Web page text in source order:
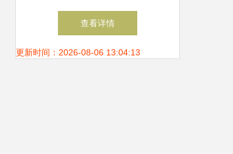
策解读与专业财税咨询指南
查看详情
更新时间：2026-08-06 13:04:13